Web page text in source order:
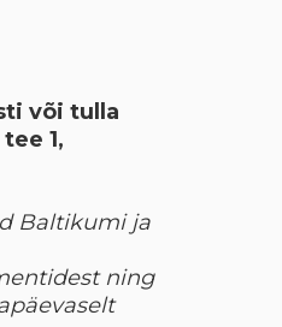
või tulla
1,
Baltikumi ja
ning